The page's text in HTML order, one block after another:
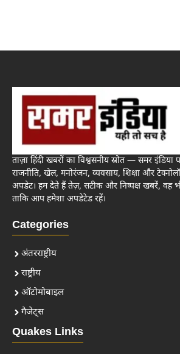
ताज़ा हिंदी खबरों का विश्वसनीय स्रोत — समर इंडिया पर
राजनीति, खेल, मनोरंजन, व्यवसाय, शिक्षा और
अपडेट। हम देते हैं तेज़, सटीक और निष्पक्ष खबरें, वह
ताकि आप हमेशा अपडेटेड रहें।
Categories
अंतरराष्ट्रीय
राष्ट्रीय
ऑटोमोबाइल
गैजेट्स
Quakes Links